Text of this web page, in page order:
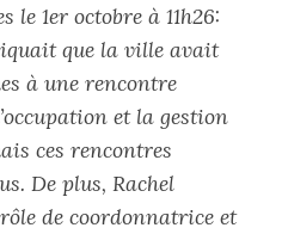
le 1er octobre à 11h26:
que la ville avait
à une rencontre
et la gestion
ces rencontres
De plus, Rachel
de coordonnatrice et